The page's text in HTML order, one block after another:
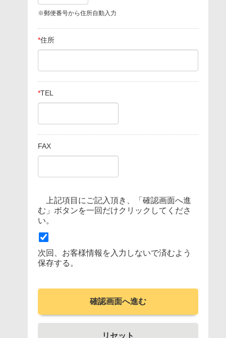
※郵便番号から住所自動入力
*住所
*TEL
FAX
上記項目にご記入頂き、「確認画面へ進
む」ボタンを一回だけクリックしてくださ
い。
次回、お客様情報を入力しないで済むよう
保存する。
確認画面へ進む
リセット